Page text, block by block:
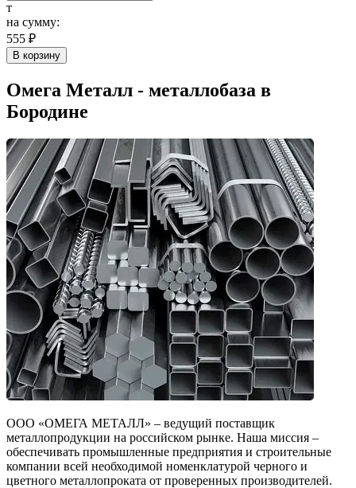
т
на сумму:
555 ₽
В корзину
Омега Металл - металлобаза в
Бородине
ООО «ОМЕГА МЕТАЛЛ» – ведущий поставщик
металлопродукции на российском рынке. Наша миссия –
обеспечивать промышленные предприятия и строительные
компании всей необходимой номенклатурой черного и
цветного металлопроката от проверенных производителей.